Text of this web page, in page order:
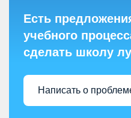
Есть
учебного
сделать школу
Написать о